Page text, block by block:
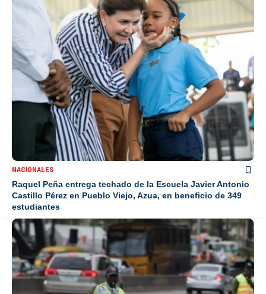
NACIONALES
Raquel Peña entrega techado de la Escuela Javier Antonio
Castillo Pérez en Pueblo Viejo, Azua, en beneficio de 349
estudiantes